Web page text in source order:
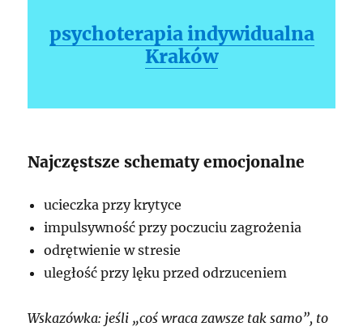
psychoterapia indywidualna
Kraków
Najczęstsze schematy emocjonalne
ucieczka przy krytyce
impulsywność przy poczuciu zagrożenia
odrętwienie w stresie
uległość przy lęku przed odrzuceniem
Wskazówka: jeśli „coś wraca zawsze tak samo”, to